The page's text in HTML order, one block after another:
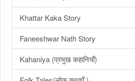
Khattar Kaka Story
Faneeshwar Nath Story
Kahaniya (प्रमुख कहानियाँ)